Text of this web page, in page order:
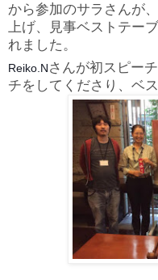
から参加のサラさんが
上げ、見事ベストテー
れました。
Reiko.Nさんが初スピー
チをしてくださり、ベ